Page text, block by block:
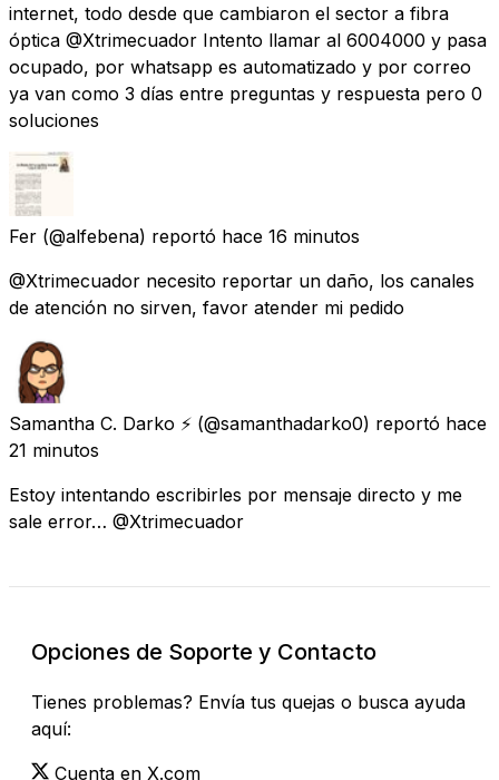
internet, todo desde que cambiaron el sector a fibra
óptica @Xtrimecuador Intento llamar al 6004000 y pasa
ocupado, por whatsapp es automatizado y por correo
ya van como 3 días entre preguntas y respuesta pero 0
soluciones
Fer (@alfebena) reportó hace 16 minutos
@Xtrimecuador necesito reportar un daño, los canales
de atención no sirven, favor atender mi pedido
Samantha C. Darko ⚡️ (@samanthadarko0) reportó hace
21 minutos
Estoy intentando escribirles por mensaje directo y me
sale error… @Xtrimecuador
Opciones de Soporte y Contacto
Tienes problemas? Envía tus quejas o busca ayuda
aquí:
Cuenta en X.com